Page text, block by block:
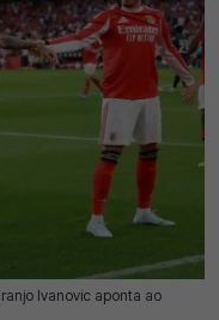
Ivanovic aponta ao